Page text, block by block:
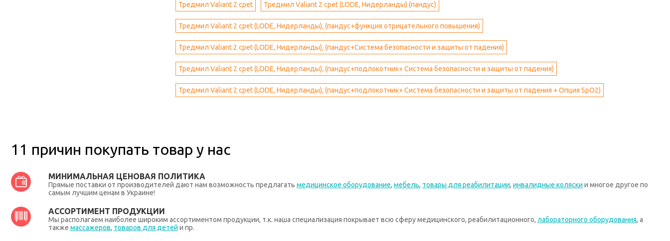
Тредмил Valiant 2 cpet Тредмил Valiant 2 cpet (LODE, Нидерланды) (пандус)
Тредмил Valiant 2 cpet (LODE, Нидерланды), (пандус+функция отрицательного повышения)
Тредмил Valiant 2 cpet (LODE, Нидерланды), (пандус+Система безопасности и защиты от падения)
Тредмил Valiant 2 cpet (LODE, Нидерланды), (пандус+подлокотник+ Система безопасности и защиты от падения)
Тредмил Valiant 2 cpet (LODE, Нидерланды), (пандус+подлокотник+ Система безопасности и защиты от падения + Опция SpO2)
11 причин покупать товар у нас
МИНИМАЛЬНАЯ ЦЕНОВАЯ ПОЛИТИКА
Прямые поставки от производителей дают нам возможность предлагать медицинское оборудование, мебель, товары для реабилитации, инвалидные коляски и многое другое по
самым лучшим ценам в Украине!
АССОРТИМЕНТ ПРОДУКЦИИ
Мы располагаем наиболее широким ассортиментом продукции, т.к. наша специализация покрывает всю сферу медицинского, реабилитационного, лабораторного оборудования, а
также массажеров, товаров для детей и пр.